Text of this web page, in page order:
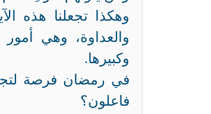
وهكذا تجعلنا هذه
والعداوة، وهي أمور
وكبيرها.
في رمضان فرصة
فاعلون؟